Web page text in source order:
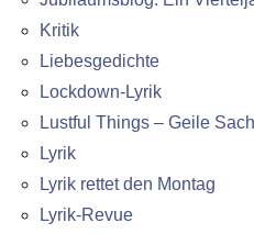
Kritik
Liebesgedichte
Lockdown-Lyrik
Lustful Things – Geile
Lyrik
Lyrik rettet den Montag
Lyrik-Revue